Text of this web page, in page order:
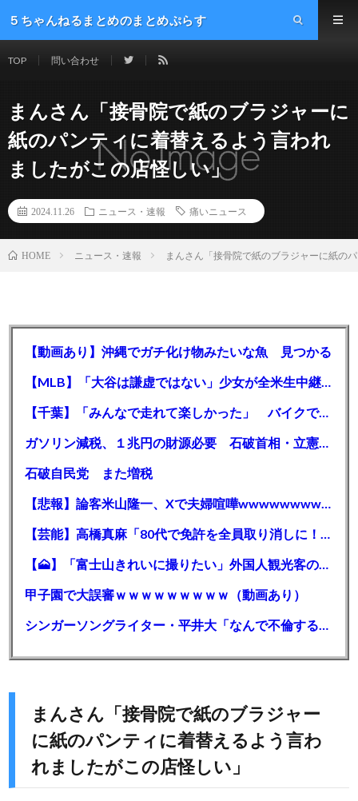
５ちゃんねるまとめのまとめぷらす
TOP 問い合わせ
まんさん「接骨院で紙のブラジャーに
紙のパンティに着替えるよう言われ
ましたがこの店怪しい」
2024.11.26 ニュース・速報 痛いニュース
HOME ニュース・速報 まんさん「接骨院で紙のブラジャーに紙の
【動画あり】沖縄でガチ化け物みたいな魚 見つかる
【MLB】「大谷は謙虚ではない」少女が全米生中継で突然の大谷翔平批判 サイン無視された過去明かす
【千葉】「みんなで走れて楽しかった」 バイクでバースデー集団暴走 男女５７人を書類送検 SNSで参加者募る
ガソリン減税、１兆円の財源必要 石破首相・立憲野田氏「財源は死に物狂いで確保しなければならない」「本当に死に物狂いで」
石破自民党 また増税
【悲報】論客米山隆一、Xで夫婦喧嘩wwwwwwwwwwww
【芸能】高橋真麻「80代で免許を全員取り消しに！」 高齢ドライバーの事故問題で、高齢者の運転免許取り消し法を提案
【🗻】「富士山きれいに撮りたい」外国人観光客のレンタカー事故が急増…「ハンドルが逆で慣れず」、道の狭さも
甲子園で大誤審ｗｗｗｗｗｗｗｗｗ（動画あり）
シンガーソングライター・平井大「なんで不倫するか知ってる？妥協で結婚するからさ。」←浅すぎると大炎上
まんさん「接骨院で紙のブラジャー
に紙のパンティに着替えるよう言わ
れましたがこの店怪しい」